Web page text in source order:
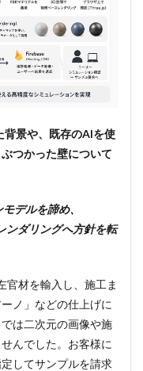
背景や、既存のAIを使
つかった壁について
デルを諦め、
ンダリングへ方針を転
官材を輸入し、施工ま
ノ」などの仕上げに
は二次元の画像や施
んでした。お客様に
してサンプルを請求